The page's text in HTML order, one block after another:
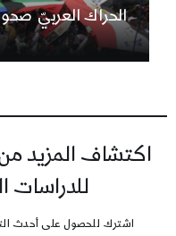
الحراك العربيّ
اكتشاف المزيد
للدراسات
اشترك للحصول على أحدث